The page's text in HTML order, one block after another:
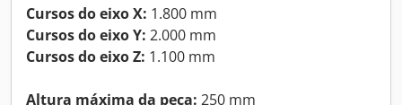
Cursos do eixo X: 1.800 mm
Cursos do eixo Y: 2.000 mm
Cursos do eixo Z: 1.100 mm
Altura máxima da peça: 250 mm